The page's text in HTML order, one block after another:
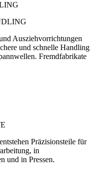
Ausziehvorrichtungen
und schnelle Handling
Fremdfabrikate
Präzisionsteile für
in
und in Pressen.